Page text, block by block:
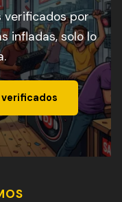
verificados por
infladas, solo lo
verificados